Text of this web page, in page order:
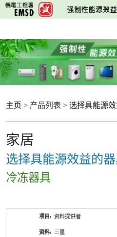
跳
至
要
内
容
主页 > 产品列表 > 选择具能源
家居
选择具能源效益的
冷冻器具
资料提供者
三星